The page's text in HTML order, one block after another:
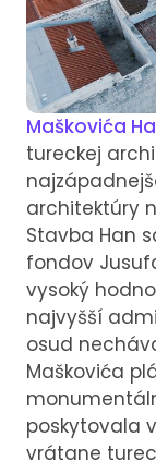
Maškovića
tureckej
architektúry
Stavba Han
fondov
vysoký
najvyšší
osud
Maškovića
poskytovala
vrátane